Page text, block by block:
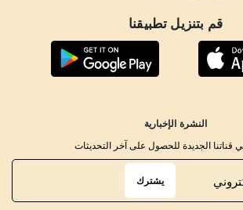
قم بتنزيل تطبيقنا
النشرة الإخبارية
الجديدة للحصول على آخر التحديثات
يشترك